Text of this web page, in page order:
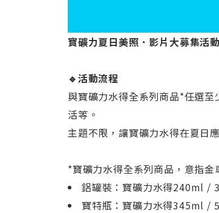
寶礦力夏日美照．影片大募集活
🔹活動流程
與寶礦力水得全系列商品*任選
活等。
主題不限，讓寶礦力水得在夏日
*寶礦力水得全系列商品，意指
鋁罐裝：寶礦力水得240ml /
寶特瓶：寶礦力水得345ml